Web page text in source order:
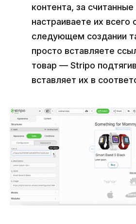
контента, за
настраиваете их всего
следующем создании
просто вставляете
товар — Stripo
вставляет их в